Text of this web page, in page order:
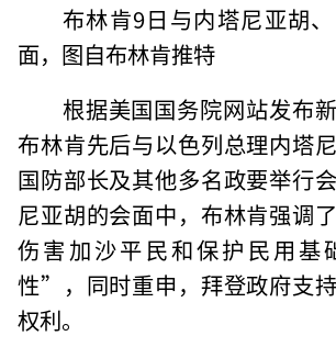
布林肯9日与内塔尼亚胡
面，图自布林肯推特
根据美国国务院网站发布
布林肯先后与以色列总理内塔尼
国防部长及其他多名政要举行
尼亚胡的会面中，布林肯强调
伤害加沙平民和保护民用基
性”，同时重申，拜登政府支
权利。